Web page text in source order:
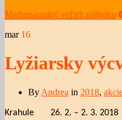
Medzinárodný veľtrh nábytku
mar 16
Lyžiarsky
By Andrea in 2018,
Krahule 26. 2. – 2. 3. 2018